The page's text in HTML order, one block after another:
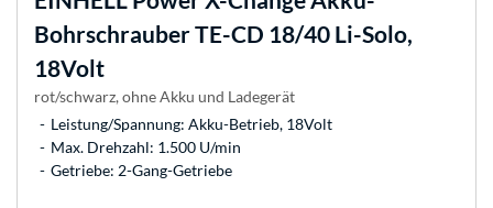
Bohrschrauber TE-CD 18/40 Li-Solo,
18Volt
rot/schwarz, ohne Akku und Ladegerät
Leistung/Spannung: Akku-Betrieb, 18Volt
Max. Drehzahl: 1.500 U/min
Getriebe: 2-Gang-Getriebe